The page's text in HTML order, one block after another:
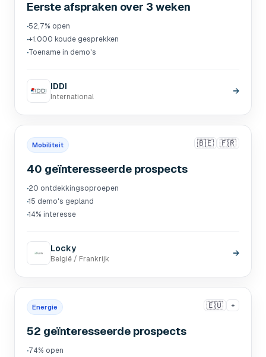
Eerste afspraken over 3 weken
·52,7% open
·+1.000 koude gesprekken
·Toename in demo's
IDDI
International
→
Mobiliteit 🇧🇪 🇫🇷
40 geïnteresseerde prospects
·20 ontdekkingsoproepen
·15 demo's gepland
·14% interesse
Locky
België / Frankrijk
→
Energie 🇪🇺 +
52 geïnteresseerde prospects
·74% open